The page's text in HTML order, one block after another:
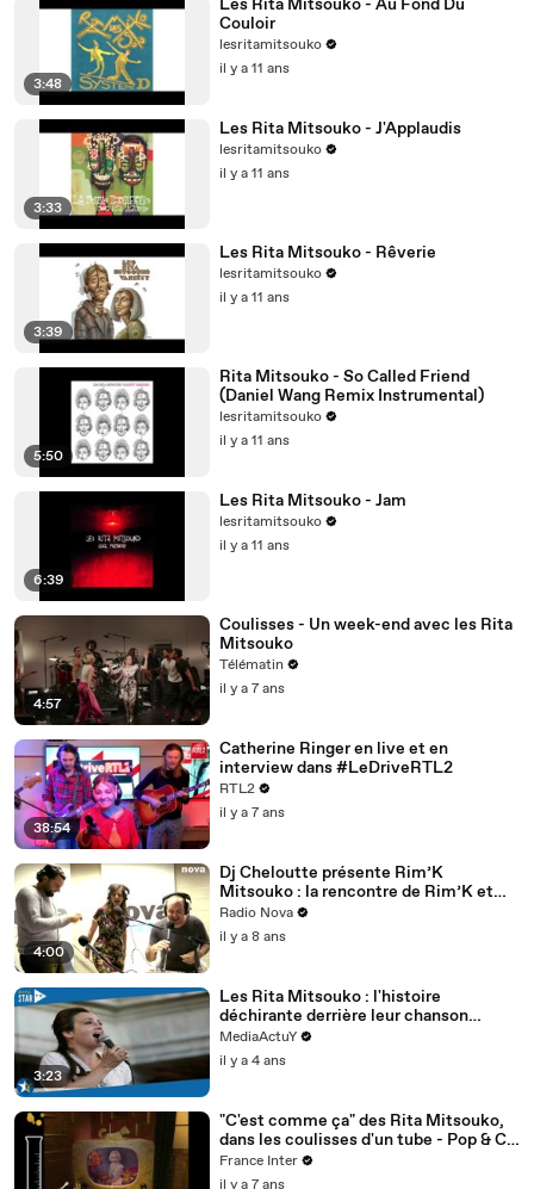
3:48
Les Rita Mitsouko - Au Fond Du
Couloir
lesritamitsouko
il y a 11 ans
3:33
Les Rita Mitsouko - J'Applaudis
lesritamitsouko
il y a 11 ans
3:39
Les Rita Mitsouko - Rêverie
lesritamitsouko
il y a 11 ans
5:50
Rita Mitsouko - So Called Friend
(Daniel Wang Remix Instrumental)
lesritamitsouko
il y a 11 ans
6:39
Les Rita Mitsouko - Jam
lesritamitsouko
il y a 11 ans
4:57
Coulisses - Un week-end avec les Rita
Mitsouko
Télématin
il y a 7 ans
38:54
Catherine Ringer en live et en
interview dans #LeDriveRTL2
RTL2
il y a 7 ans
4:00
Dj Cheloutte présente Rim’K
Mitsouko : la rencontre de Rim’K et
des Rita Mitsouko | Les 30 Glorieuses
Radio Nova
il y a 8 ans
3:23
Les Rita Mitsouko : l'histoire
déchirante derrière leur chanson
Marcia Baïla
MediaActuY
il y a 4 ans
"C'est comme ça" des Rita Mitsouko,
dans les coulisses d'un tube - Pop & Co
: Le Labo
France Inter